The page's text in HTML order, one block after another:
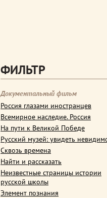
ФИЛЬТР
Документальный фильм
Россия глазами иностранцев
Всемирное наследие. Россия
На пути к Великой Победе
Русский музей: увидеть
Сквозь времена
Найти и рассказать
Неизвестные страницы истории
русской школы
Элемент познания